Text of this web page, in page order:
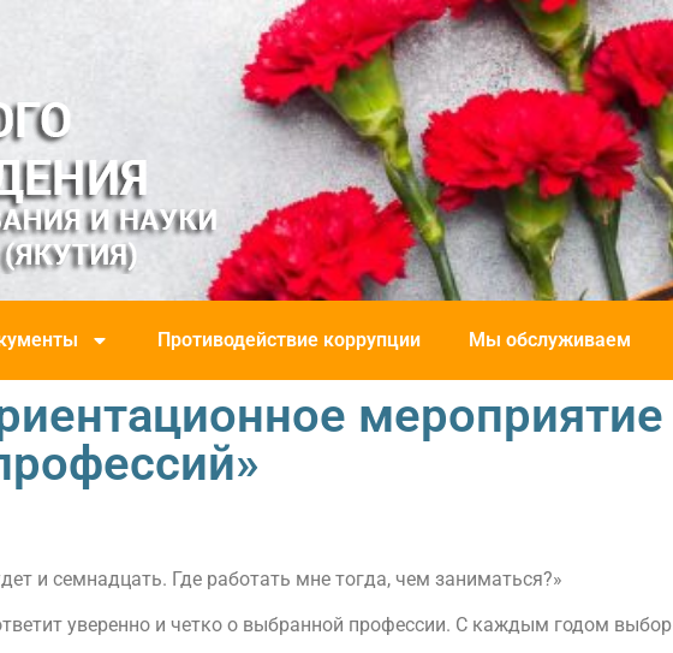
Противодействие коррупции Мы обслуживаем
мероприятие
и семнадцать. Где работать мне тогда, чем заниматься?»
уверенно и четко о выбранной профессии. С каждым годом выбор